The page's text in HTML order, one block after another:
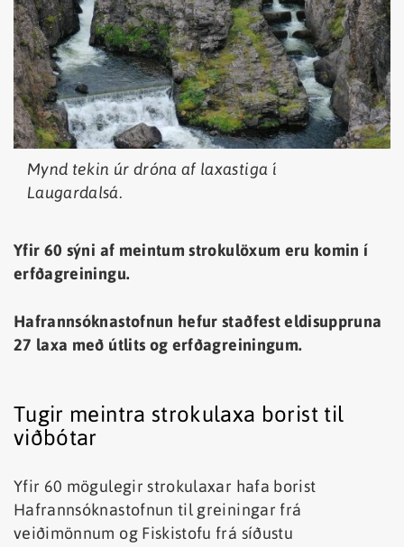
Mynd tekin úr dróna af laxastiga í
Laugardalsá.
Yfir 60 sýni af meintum strokulöxum eru komin í
erfðagreiningu.
Hafrannsóknastofnun hefur staðfest eldisuppruna
27 laxa með útlits og erfðagreiningum.
Tugir meintra strokulaxa borist til
viðbótar
Yfir 60 mögulegir strokulaxar hafa borist
Hafrannsóknastofnun til greiningar frá
veiðimönnum og Fiskistofu frá síðustu